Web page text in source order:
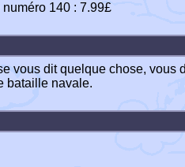
140 : 7.99£
vous dit quelque chose, vous
bataille navale.